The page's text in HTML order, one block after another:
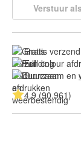
Verstuur
Gratis
Full colour
Duurzaam en
4.9 (90.961)